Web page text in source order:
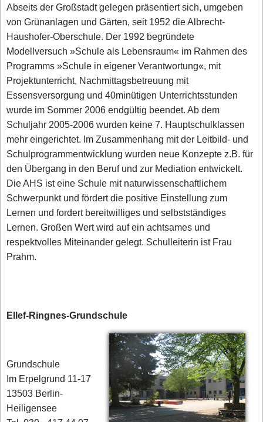
Abseits der Großstadt gelegen präsentiert sich, umgeben
von Grünanlagen und Gärten, seit 1952 die Albrecht-
Haushofer-Oberschule. Der 1992 begründete
Modellversuch »Schule als Lebensraum« im Rahmen des
Programms »Schule in eigener Verantwortung«, mit
Projektunterricht, Nachmittagsbetreuung mit
Essensversorgung und 40minütigen Unterrichtsstunden
wurde im Sommer 2006 endgültig beendet. Ab dem
Schuljahr 2005-2006 wurden keine 7. Hauptschulklassen
mehr eingerichtet. Im Zusammenhang mit der Leitbild- und
Schulprogrammentwicklung wurden neue Konzepte z.B. für
den Übergang in den Beruf und zur Mediation entwickelt.
Die AHS ist eine Schule mit naturwissenschaftlichem
Schwerpunkt und fördert die positive Einstellung zum
Lernen und fordert bereitwilliges und selbstständiges
Lernen. Großen Wert wird auf ein achtsames und
respektvolles Miteinander gelegt. Schulleiterin ist Frau
Prahm.
Ellef-Ringnes-Grundschule
Grundschule
Im Erpelgrund 11-17
13503 Berlin-
Heiligensee